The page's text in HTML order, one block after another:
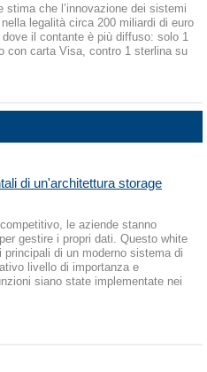
stima che l’innovazione dei sistemi
legalità circa 200 miliardi di euro
il contante è più diffuso: solo 1
con carta Visa, contro 1 sterlina su
di un'architettura storage
le aziende stanno
gestire i propri dati. Questo white
principali di un moderno sistema di
livello di importanza e
siano state implementate nei